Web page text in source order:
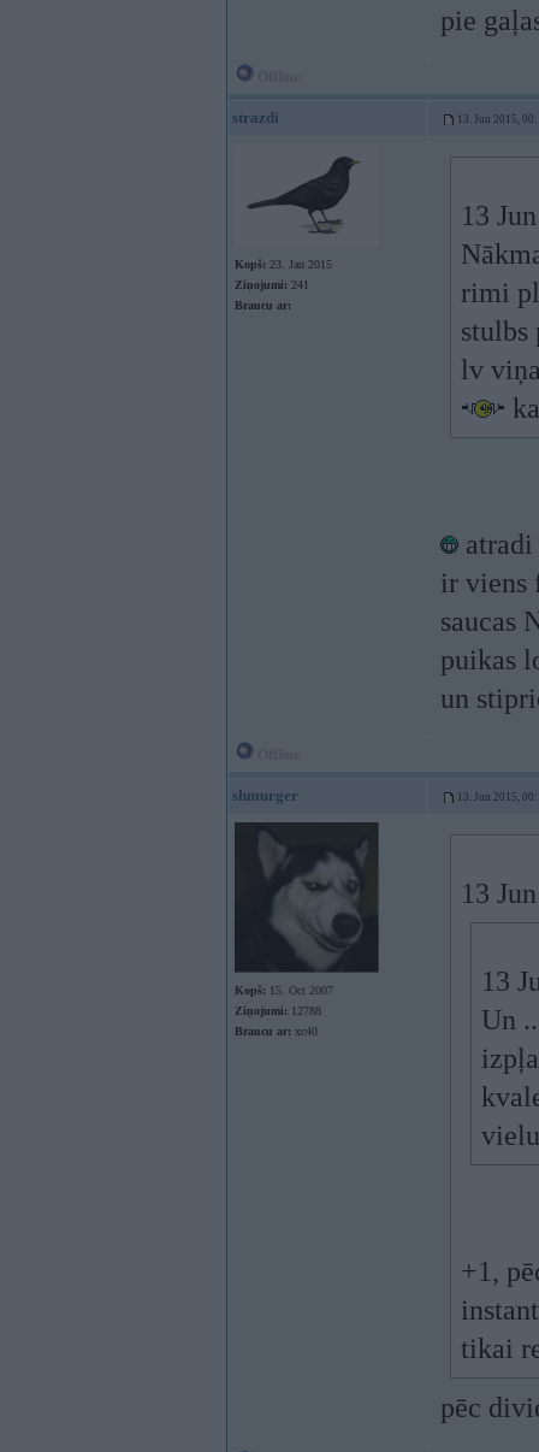
pie
strazdi 13. Jun 2015,
Kopš: 23. Jan 2015
Ziņojumi: 241
Braucu ar:
13
rimi
stulbs
lv
ir viens
saucas
puikas
un
shmurger 13. Jun 2015,
Kopš: 15. Oct 2007
Ziņojumi: 12788
Braucu ar: xc40
13
13
Un
+1,
tikai
pēc